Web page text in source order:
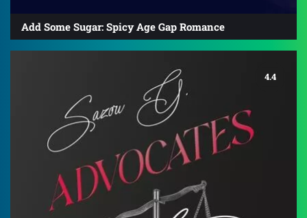
Add Some Sugar: Spicy Age Gap Romance
4.4